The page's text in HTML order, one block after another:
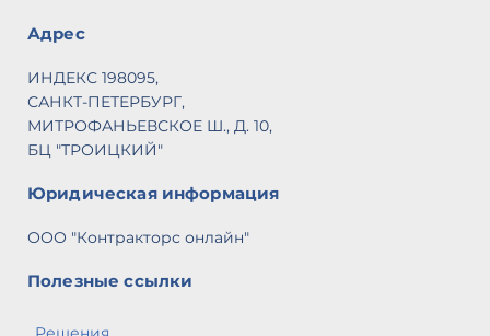
Адрес
ИНДЕКС 198095,
САНКТ-ПЕТЕРБУРГ,
МИТРОФАНЬЕВСКОЕ Ш., Д. 10,
БЦ "ТРОИЦКИЙ"
Юридическая информация
ООО "Контракторс онлайн"
Полезные ссылки